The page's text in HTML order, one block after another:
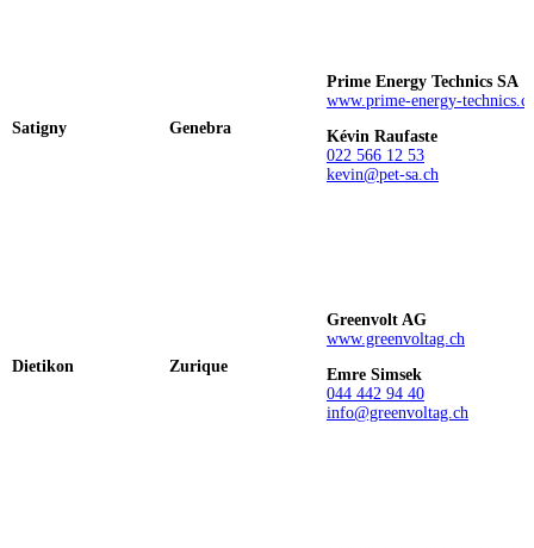
Satigny Genebra
Prime Energy Technics SA
www.prime-energy-
Kévin Raufaste
022 566 12 53
kevin@pet-sa.ch
Dietikon Zurique
Greenvolt AG
www.greenvoltag.ch
Emre Simsek
044 442 94 40
info@greenvoltag.ch